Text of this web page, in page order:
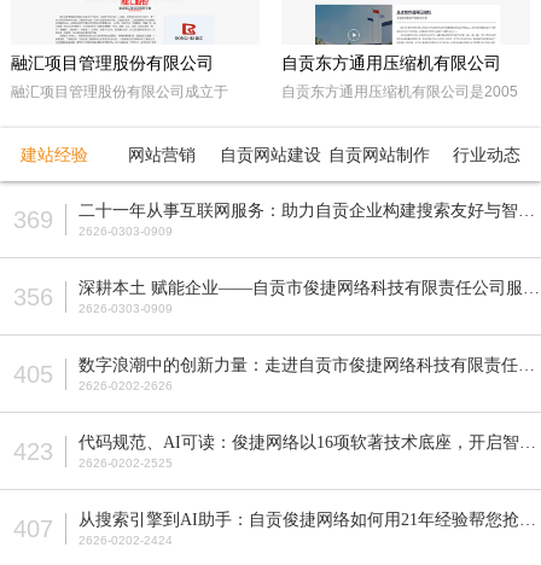
融汇项目管理股份有限公司
融汇项目管理股份有限公司成立于
注册资本5000万人民币，是一家以政
产品国际招标代理、工程造价咨询、工
程监理等多元化发展的咨询服务企业。
自贡东方通用压缩机有限公司
自贡东方通用压缩机有限公司是2005
民营企业。由东方锅炉集团动能分厂同
贡市高新工业园区十大重点企业之一。
公司占地面积近70亩，注册资本5200
型、D型、L型、Z型、P型5个系列上百
压缩机气体力从20KN—800KN，排气
压力可达50MPa。各类成套气体压缩
建站经验 网站营销 自贡网站建设 自贡网站制作 行业动态
369 2626-0303-0909
356 2626-0303-0909
405 2626-0202-2626
423 2626-0202-2525
407 2626-0202-2424